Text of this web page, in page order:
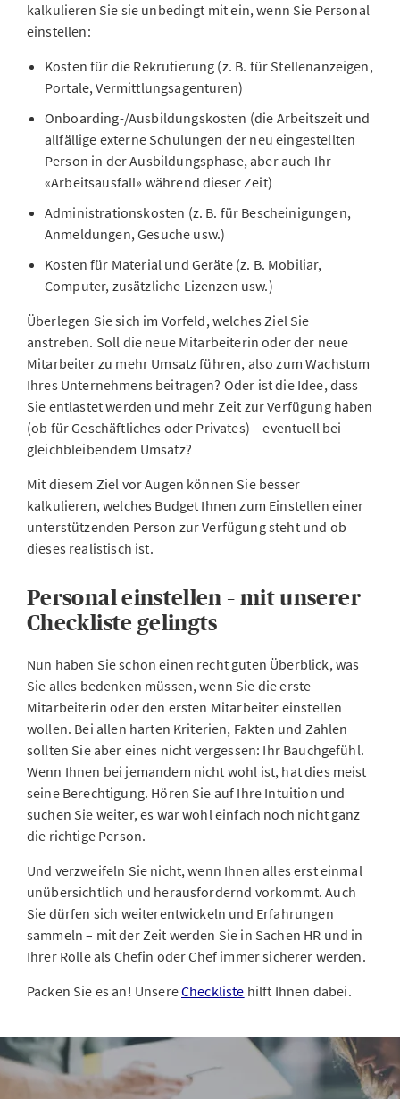
kalkulieren Sie sie unbedingt mit ein, wenn Sie Personal
einstellen:
Kosten für die Rekrutierung (z. B. für Stellenanzeigen,
Portale, Vermittlungsagenturen)
Onboarding-/Ausbildungskosten (die Arbeitszeit und
allfällige externe Schulungen der neu eingestellten
Person in der Ausbildungsphase, aber auch Ihr
«Arbeitsausfall» während dieser Zeit)
Administrationskosten (z. B. für Bescheinigungen,
Anmeldungen, Gesuche usw.)
Kosten für Material und Geräte (z. B. Mobiliar,
Computer, zusätzliche Lizenzen usw.)
Überlegen Sie sich im Vorfeld, welches Ziel Sie
anstreben. Soll die neue Mitarbeiterin oder der neue
Mitarbeiter zu mehr Umsatz führen, also zum Wachstum
Ihres Unternehmens beitragen? Oder ist die Idee, dass
Sie entlastet werden und mehr Zeit zur Verfügung haben
(ob für Geschäftliches oder Privates) – eventuell bei
gleichbleibendem Umsatz?
Mit diesem Ziel vor Augen können Sie besser
kalkulieren, welches Budget Ihnen zum Einstellen einer
unterstützenden Person zur Verfügung steht und ob
dieses realistisch ist.
Personal einstellen – mit unserer
Checkliste gelingts
Nun haben Sie schon einen recht guten Überblick, was
Sie alles bedenken müssen, wenn Sie die erste
Mitarbeiterin oder den ersten Mitarbeiter einstellen
wollen. Bei allen harten Kriterien, Fakten und Zahlen
sollten Sie aber eines nicht vergessen: Ihr Bauchgefühl.
Wenn Ihnen bei jemandem nicht wohl ist, hat dies meist
seine Berechtigung. Hören Sie auf Ihre Intuition und
suchen Sie weiter, es war wohl einfach noch nicht ganz
die richtige Person.
Und verzweifeln Sie nicht, wenn Ihnen alles erst einmal
unübersichtlich und herausfordernd vorkommt. Auch
Sie dürfen sich weiterentwickeln und Erfahrungen
sammeln – mit der Zeit werden Sie in Sachen HR und in
Ihrer Rolle als Chefin oder Chef immer sicherer werden.
Packen Sie es an! UnsereCheckliste hilft Ihnen dabei.